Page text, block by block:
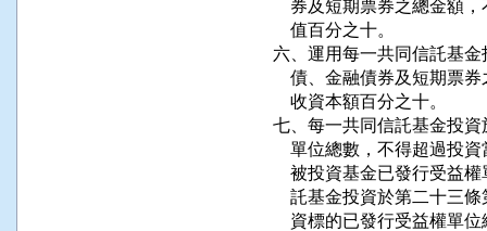
券及短期票券之總金額
    值百分之十。
六、運用每一共同信託基
債、金融債券及短期票
    收資本額百分之十。
七、每一共同信託基金投
單位總數，不得超過投
被投資基金已發行受益
託基金投資於第二十三
資標的已發行受益權單